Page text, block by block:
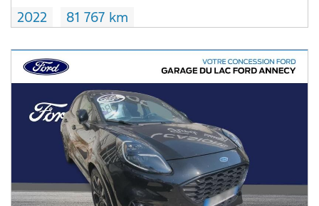
2022
81 767 km